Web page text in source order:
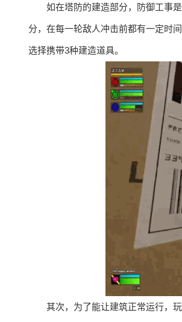
如在塔防的建造部分，防御工事
分，在每一轮敌人冲击前都有一定时
选择携带3种建造道具。
其次，为了能让建筑正常运行，